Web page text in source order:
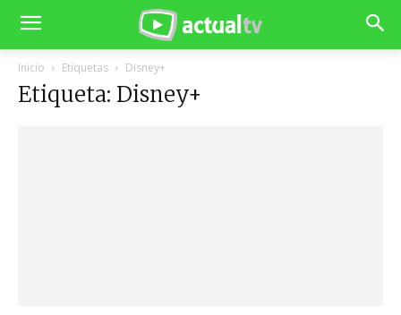
Inicio Etiquetas Disney+
Etiqueta: Disney+